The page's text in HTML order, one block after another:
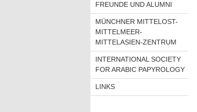
FREUNDE UND ALUMNI
MÜNCHNER MITTELOST-
MITTELMEER-
MITTELASIEN-ZENTRUM
INTERNATIONAL SOCIETY
FOR ARABIC PAPYROLOGY
LINKS